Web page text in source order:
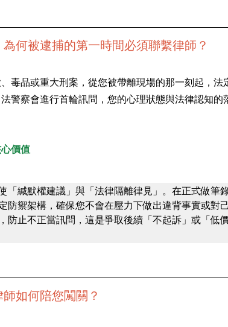
何被逮捕的第一時間必須聯繫律師？
毒品或重大刑案，從您被帶離現場的那一刻起，法
警察會進行首輪訊問，您的心理狀態與法律認知的
價值
「緘默權建議」與「法律隔離律見」。在正式做筆
防禦架構，確保您不會在壓力下做出違背事實或對
防止不正當訊問，這是爭取後續「不起訴」或「低
如何陪您闖關？